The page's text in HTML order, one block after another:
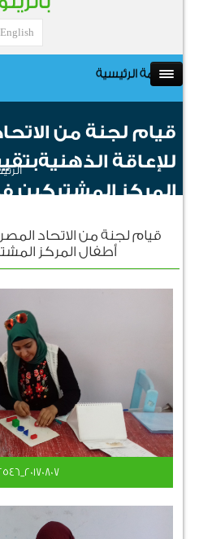
English
القائمة الرئيسية
قيام لجنة من
للإعاقة
المركز المشتركين
قيام لجنة من الاتحاد
أطفال المركز
٢٠١٧٠٨٠٧_٠٩٢٥٤٦ (1)